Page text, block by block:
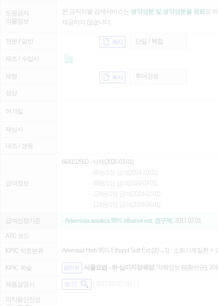
도핑금지
약물정보
본 금지약물 검색서비스는 생약성분 및 생약성분을 원료로
제공하지 않습니다.
전문 / 일반 복사 단일 / 복합
제조 / 수입사
제형 복사 투여경로
성상
허가일
재심사
대조 / 생동
급여정보
664102560- 삭제(2026-03-01)
- 90원/1정 급여(2024-10-01)
- 90원/1정 급여(2024-03-01)
- 124원/1정 급여(2024-02-01)
- 124원/1정 급여(2019-04-01)
급여인정기준 · Artemisia asiatica 95% ethanol ext. 경구제 , 2017.07.01
ATC 코드
KPIC 약효분류 Artemisia Herb 95% Ethanol Soft Ext.(20→1) : 소화기계질환 >
KPIC 학술 팜리뷰 식물요법 - 위·십이지장궤양, 약학정보원(황완균),
제품설명서 보 기
의약품안전성